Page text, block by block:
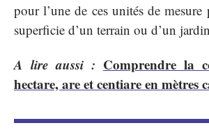
pour l’une de ces unités de
superficie d’un terrain ou d’un
A lire aussi : Comprendre la
hectare, are et centiare en mètres